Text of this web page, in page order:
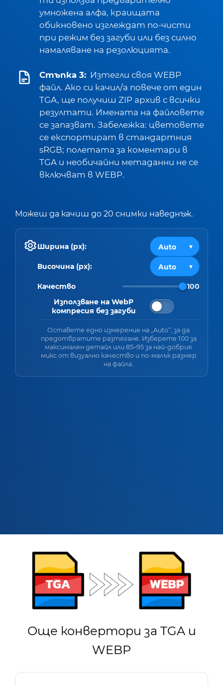
умножена алфа, краищата
обикновено изглеждат по-чисти
при режим без загуби или без силно
намаляване на резолюцията.
Стъпка 3: Изтегли своя WEBP
файл. Ако си качил/а повече от един
TGA, ще получиш ZIP архив с всички
резултати. Имената на файловете
се запазват. Забележка: цветовете
се експортират в стандартния
sRGB; полетата за коментари в
TGA и необичайни метаданни не се
включват в WEBP.
Можеш да качиш до 20 снимки наведнъж.
Ширина (px):
Височина (px):
Качество
100
Използване на WebP
компресия без загуби
Оставете едно измерение на „Auto“, за да
предотвратите разтягане. Изберете 100 за
максимален детайл или 85–95 за най-добрия
микс от визуално качество и по-малък размер
на файла.
Още конвертори за TGA и
WEBP